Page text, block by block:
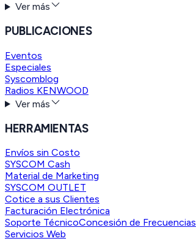
Ver más
PUBLICACIONES
Eventos
Especiales
Syscomblog
Radios KENWOOD
Ver más
HERRAMIENTAS
Envíos sin Costo
SYSCOM Cash
Material de Marketing
SYSCOM OUTLET
Cotice a sus Clientes
Facturación Electrónica
Soporte TécnicoConcesión de Frecuencias
Servicios Web